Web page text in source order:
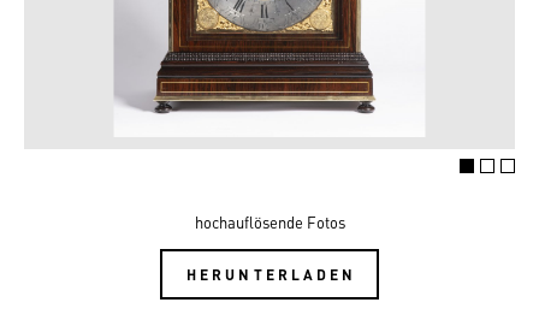
hochauflösende Fotos
HERUNTERLADEN